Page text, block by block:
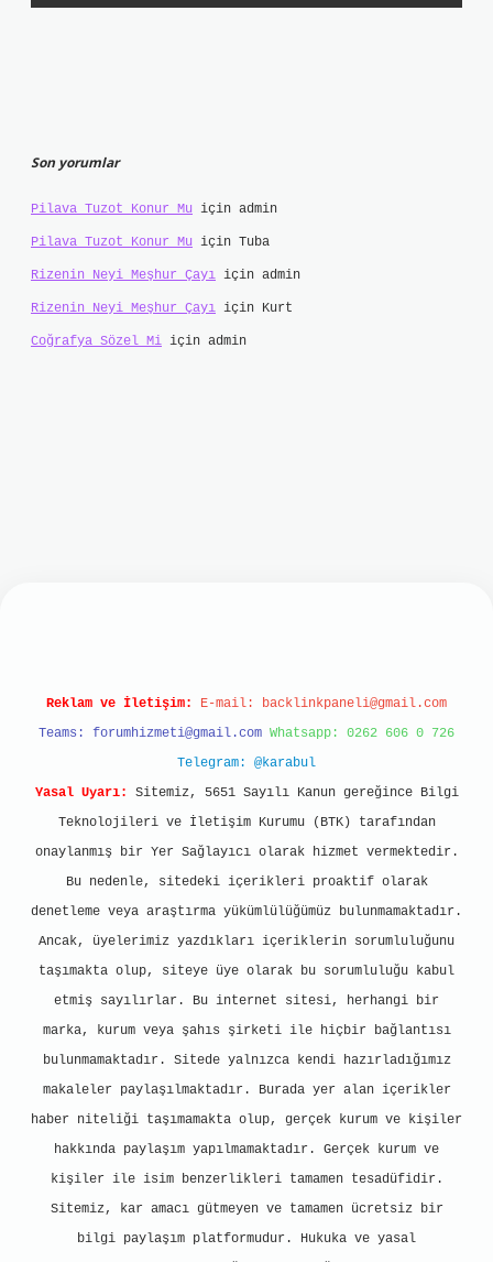
Son yorumlar
Pilava Tuzot Konur Mu için admin
Pilava Tuzot Konur Mu için Tuba
Rizenin Neyi Meşhur Çayı için admin
Rizenin Neyi Meşhur Çayı için Kurt
Coğrafya Sözel Mi için admin
Reklam ve İletişim: E-mail: backlinkpaneli@gmail.com
Teams: forumhizmeti@gmail.com Whatsapp: 0262 606 0 726
Telegram: @karabul
Yasal Uyarı:
Sitemiz, 5651 Sayılı Kanun gereğince Bilgi
Teknolojileri ve İletişim Kurumu (BTK) tarafından
onaylanmış bir Yer Sağlayıcı olarak hizmet vermektedir.
Bu nedenle, sitedeki içerikleri proaktif olarak
denetleme veya araştırma yükümlülüğümüz bulunmamaktadır.
Ancak, üyelerimiz yazdıkları içeriklerin sorumluluğunu
taşımakta olup, siteye üye olarak bu sorumluluğu kabul
etmiş sayılırlar. Bu internet sitesi, herhangi bir
marka, kurum veya şahıs şirketi ile hiçbir bağlantısı
bulunmamaktadır. Sitede yalnızca kendi hazırladığımız
makaleler paylaşılmaktadır. Burada yer alan içerikler
haber niteliği taşımamakta olup, gerçek kurum ve kişiler
hakkında paylaşım yapılmamaktadır. Gerçek kurum ve
kişiler ile isim benzerlikleri tamamen tesadüfidir.
Sitemiz, kar amacı gütmeyen ve tamamen ücretsiz bir
bilgi paylaşım platformudur. Hukuka ve yasal